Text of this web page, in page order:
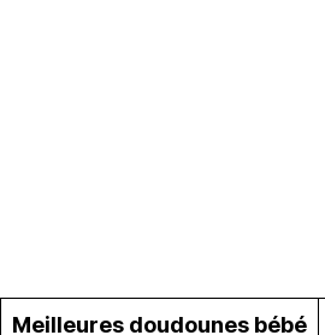
Meilleures doudounes bébé